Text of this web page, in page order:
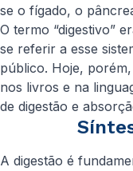
se o fígado, o
O termo “digestivo”
se referir a esse
público. Hoje,
nos livros e na
de digestão e
A digestão é